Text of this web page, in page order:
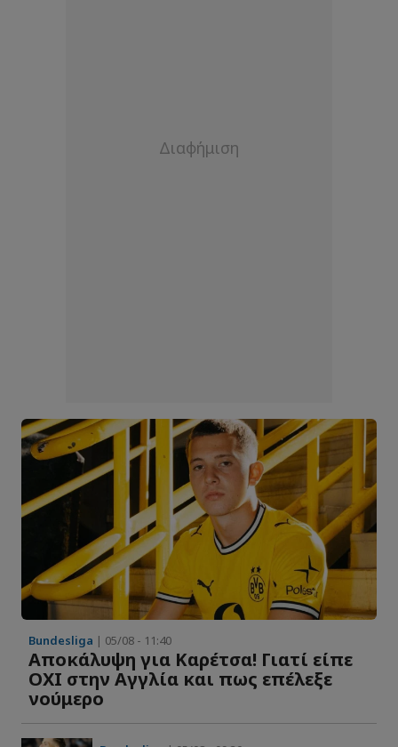
Bundesliga | 05/08 - 11:40
Αποκάλυψη για Καρέτσα! Γιατί είπε
ΟΧΙ στην Αγγλία και πως επέλεξε
νούμερο